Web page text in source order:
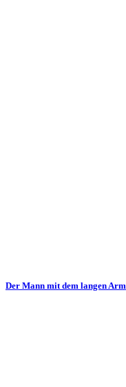
Der Mann mit dem langen Arm